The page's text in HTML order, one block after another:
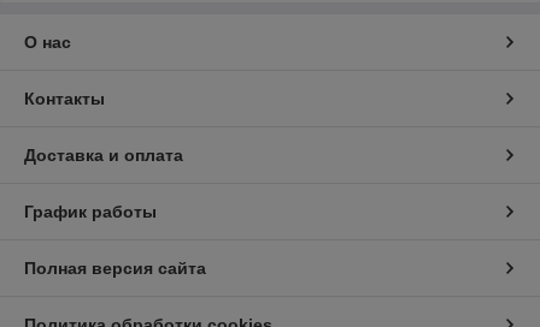
О нас
Контакты
Доставка и оплата
График работы
Полная версия сайта